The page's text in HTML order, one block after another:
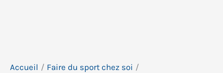
Accueil
Faire du sport chez soi